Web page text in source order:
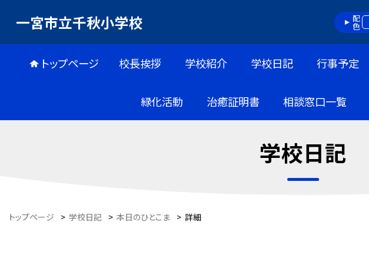
一宮市立千秋小学校 配色
トップページ 校長挨拶 学校紹介 学校日記 行事予定
緑化活動 治癒証明書 相談窓口一覧
学校日記
トップページ > 学校日記 > 本日のひとこま > 詳細